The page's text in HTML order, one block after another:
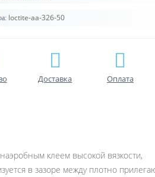
loctite-aa-326-50
Доставка Оплата
клеем высокой вязкости,
в зазоре между плотно